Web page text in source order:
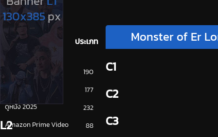
ประเภท
การ์ตูน
190
ดูซีรี่ย์ 2025
177
ดูหนัง 2025
232
Amazon Prime Video
88
Monster of Er
C1
C2
C3
L2